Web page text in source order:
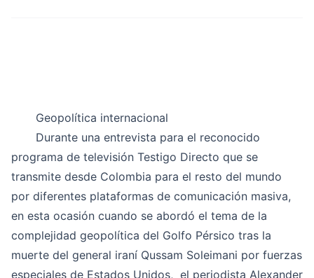
Geopolítica internacional
Durante una entrevista para el reconocido
programa de televisión Testigo Directo que se
transmite desde Colombia para el resto del mundo
por diferentes plataformas de comunicación masiva,
en esta ocasión cuando se abordó el tema de la
complejidad geopolítica del Golfo Pérsico tras la
muerte del general iraní Qussam Soleimani por fuerzas
especiales de Estados Unidos, el periodista Alexander